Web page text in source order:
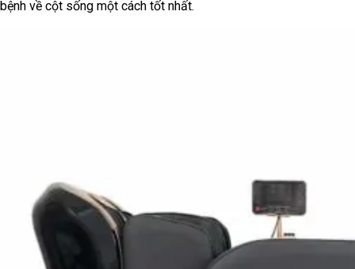
bệnh về cột sống một cách tốt nhất.